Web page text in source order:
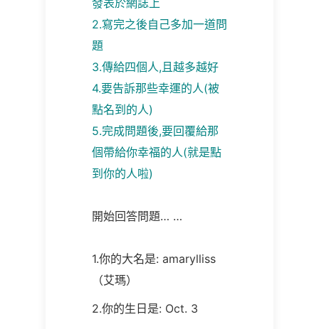
發表於網誌上
2.寫完之後自己多加一道問
題
3.傳給四個人,且越多越好
4.要告訴那些幸運的人(被
點名到的人)
5.完成問題後,要回覆給那
個帶給你幸福的人(就是點
到你的人啦)
開始回答問題… …
1.你的大名是: amarylliss
（艾瑪）
2.你的生日是: Oct. 3